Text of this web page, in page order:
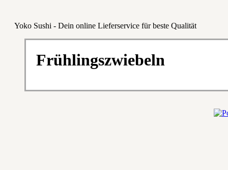
Yoko Sushi - Dein online Lieferservice für beste Qualität
Frühlingszwiebeln